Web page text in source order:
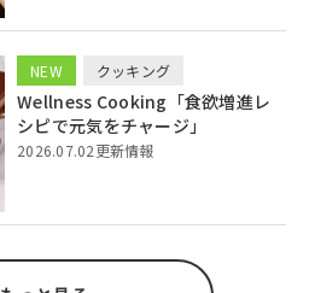
NEW クッキング
Wellness Cooking「食欲増進レ
シピで元気をチャージ」
2026.07.02更新情報